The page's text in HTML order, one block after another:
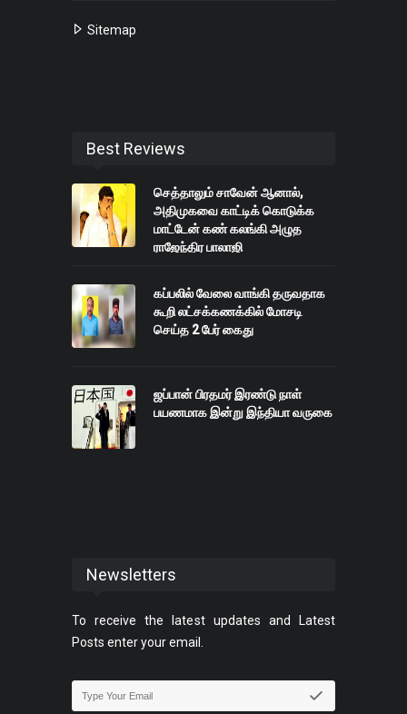
Sitemap
Best Reviews
செத்தாலும் சாவேன் ஆனால்,
அதிமுகவை காட்டிக் கொடுக்க
மாட்டேன் கண் கலங்கி அழுத
ராஜேந்திர பாலாஜி
கப்பலில் வேலை வாங்கி தருவதாக
கூறி லட்சக்கணக்கில் மோசடி
செய்த 2 பேர் கைது
ஜப்பான் பிரதமர் இரண்டு நாள்
பயணமாக இன்று இந்தியா வருகை
Newsletters
To receive the latest updates and Latest
Posts enter your email.